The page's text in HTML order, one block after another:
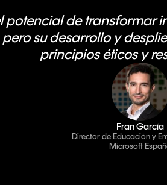
potencial de transformar
su desarrollo y
principios éticos y
Fran García
Director de Educación y
Microsoft